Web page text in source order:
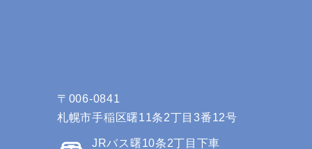
〒006-0841
札幌市手稲区曙11条2丁目3番12号
JRバス曙10条2丁目下車